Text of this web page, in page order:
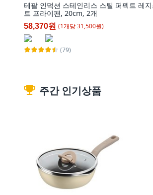
테팔 인덕션 스테인리스 스틸 퍼펙트 레
트 프라이팬, 20cm, 2개
58,370원 (1개당31,500원)
(79)
주간 인기상품